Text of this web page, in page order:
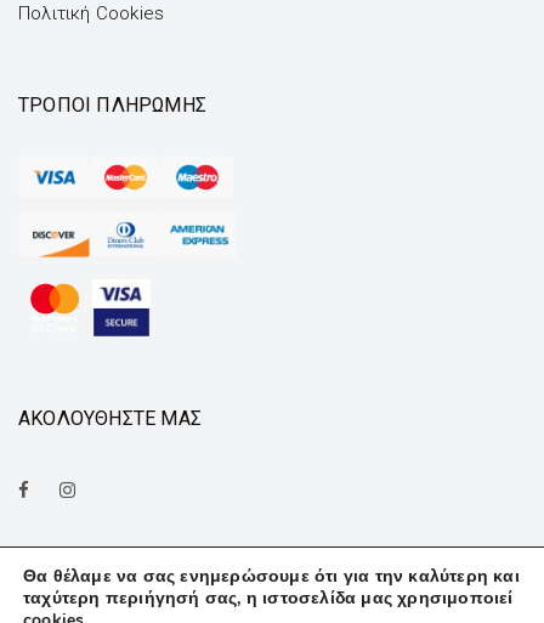
Πολιτική Cookies
ΤΡΌΠΟΙ ΠΛΗΡΩΜΉΣ
ΑΚΟΛΟΥΘΗΣΤΕ ΜΑΣ
Θα θέλαμε να σας ενημερώσουμε ότι για την καλύτερη και
ταχύτερη περιήγησή σας, η ιστοσελίδα μας χρησιμοποιεί